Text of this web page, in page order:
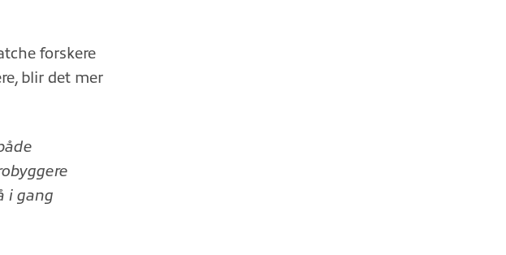
forskere
blir det mer
i gang